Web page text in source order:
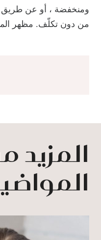
ومنخفضة ، أو عن طريق
من دون تكلّف. مظهر
المزيد